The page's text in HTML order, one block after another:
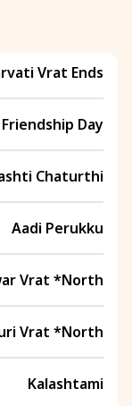
Vrat Ends
Friendship Day
Chaturthi
Aadi Perukku
Vrat *North
Vrat *North
Kalashtami